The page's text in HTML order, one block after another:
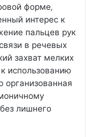
форме‚
интерес к
пальцев рук
в речевых
захват мелких
использованию
организованная
лишнего